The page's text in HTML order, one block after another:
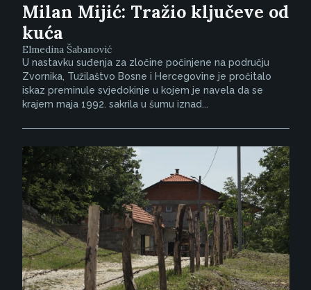
Milan Mijić: Tražio ključeve od
kuća
Elmedina Šabanović
U nastavku suđenja za zločine počinjene na području
Zvornika, Tužilaštvo Bosne i Hercegovine je pročitalo
iskaz preminule svjedokinje u kojem je navela da se
krajem maja 1992. sakrila u šumu iznad...